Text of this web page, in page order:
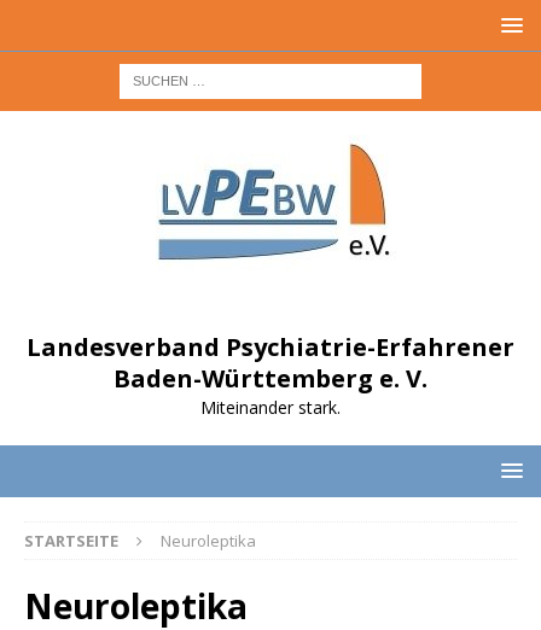
Landesverband Psychiatrie-Erfahrener
Baden-Württemberg e. V.
Miteinander stark.
STARTSEITE Neuroleptika
Neuroleptika